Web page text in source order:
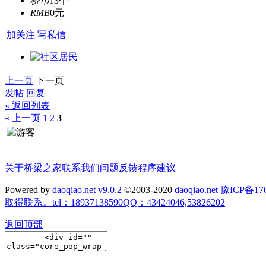
RMB0元
加关注 写私信
上一页 下一页
发帖 回复
« 返回列表
« 上一页 1 2 3
关于桥梁之家联系我们问题反馈程序建议
Powered by daoqiao.net v9.0.2 ©2003-2020 daoqiao.net 豫ICP备
取得联系。tel：18937138590QQ：43424046,53826202
返回顶部